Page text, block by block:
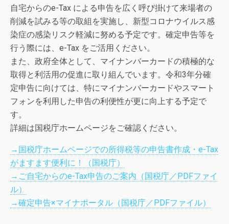
自宅からのe-Tax による申告を広く呼び掛けて来場者の
削減を試みる等の取組を実施し、新型コロナウイルス感
染症の感染リスク軽減に努める予定です。確定申告等を
行う際には、e-Tax をご活用ください。
また、政府全体として、マイナンバーカードの積極的な
取得と利活用の促進に取り組んでいます。令和3年分確
定申告に向けては、特にマイナンバーカードやスマート
フォンを利用した申告の利便性が更に向上する予定で
す。
詳細は国税庁ホームページをご確認ください。
→国税庁ホームページでの所得税等の申告書作成・e-Tax
がますます便利に！（国税庁）
→ご自宅からのe-Tax申告のご案内（国税庁／PDFファイ
ル）
→確定申告×マイナポータル（国税庁／PDFファイル）